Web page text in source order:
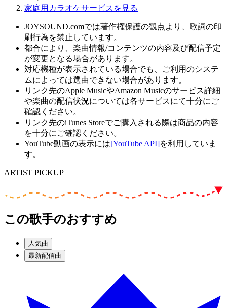
家庭用カラオケサービスを見る
JOYSOUND.comでは著作権保護の観点より、歌詞の印
刷行為を禁止しています。
都合により、楽曲情報/コンテンツの内容及び配信予定
が変更となる場合があります。
対応機種が表示されている場合でも、ご利用のシステ
ムによっては選曲できない場合があります。
リンク先のApple MusicやAmazon Musicのサービス詳細
や楽曲の配信状況については各サービスにて十分にご
確認ください。
リンク先のiTunes Storeでご購入される際は商品の内容
を十分にご確認ください。
YouTube動画の表示には[YouTube API]を利用していま
す。
ARTIST PICKUP
この歌手のおすすめ
人気曲
最新配信曲